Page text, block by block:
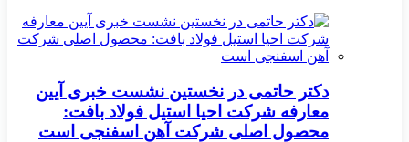
دکتر حاتمی در نخستین نشست خبری آیین
معارفه شرکت احیا استیل فولاد بافت:
محصول اصلی شرکت آهن اسفنجی است